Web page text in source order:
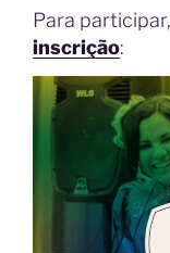
Para
inscrição: